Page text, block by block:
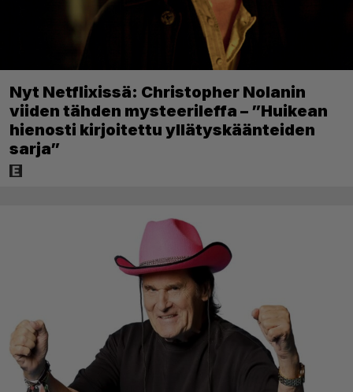
Nyt Netflixissä: Christopher Nolanin
viiden tähden mysteerileffa – ”Huikean
hienosti kirjoitettu yllätyskäänteiden
sarja”